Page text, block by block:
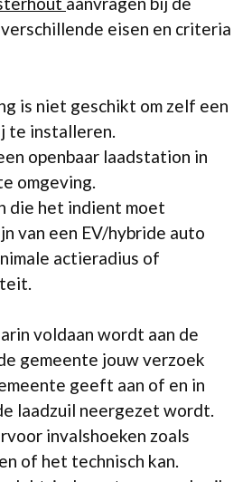
eisen en criteria
is niet geschikt om zelf een
te installeren.
openbaar laadstation in
omgeving.
die het indient moet
van een EV/hybride auto
actieradius of
voldaan wordt aan de
gemeente jouw verzoek
geeft aan of en in
laadzuil neergezet wordt.
invalshoeken zoals
of het technisch kan.